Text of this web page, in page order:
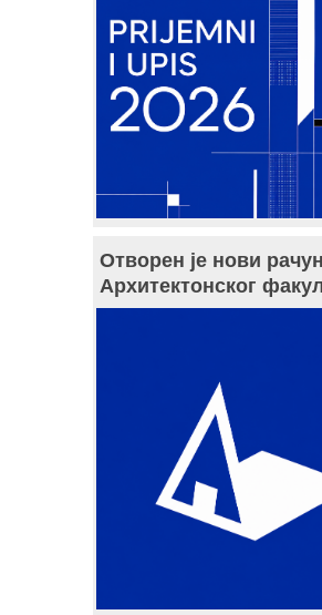
Отворен је нови рачун
Архитектонског